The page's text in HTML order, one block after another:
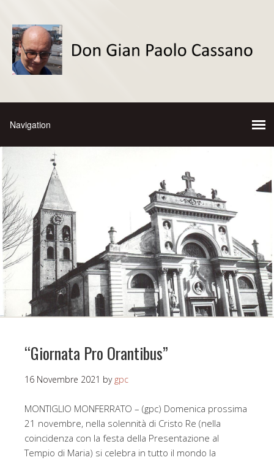
“Giornata Pro Orantibus”
16 Novembre 2021 by gpc
MONTIGLIO MONFERRATO – (gpc) Domenica prossima
21 novembre, nella solennità di Cristo Re (nella
coincidenza con la festa della Presentazione al
Tempio di Maria) si celebra in tutto il mondo la